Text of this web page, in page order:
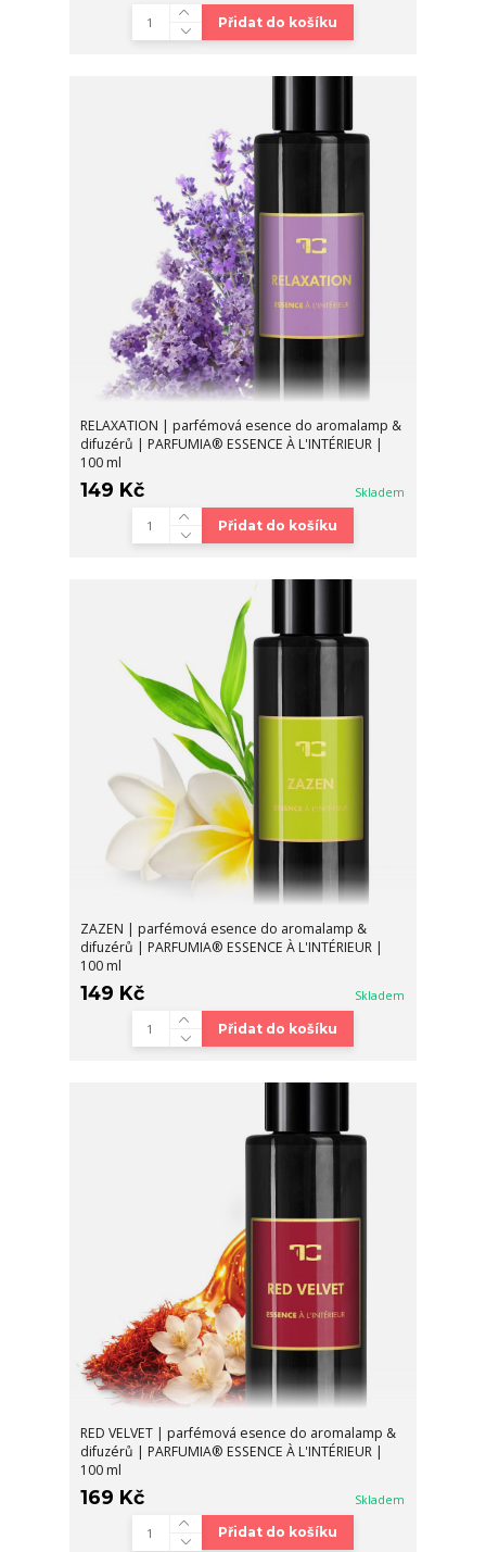
Přidat do košíku
RELAXATION | parfémová esence do aromalamp &
difuzérů | PARFUMIA® ESSENCE À L'INTÉRIEUR |
100 ml
149 Kč Skladem
Přidat do košíku
ZAZEN | parfémová esence do aromalamp &
difuzérů | PARFUMIA® ESSENCE À L'INTÉRIEUR |
100 ml
149 Kč Skladem
Přidat do košíku
RED VELVET | parfémová esence do aromalamp &
difuzérů | PARFUMIA® ESSENCE À L'INTÉRIEUR |
100 ml
169 Kč Skladem
Přidat do košíku